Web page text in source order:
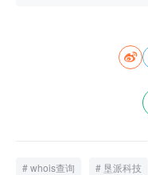

whois查询 垦派科技